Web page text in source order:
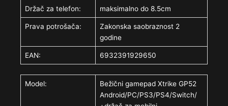
Držač za telefon: maksimalno do 8.5cm
Prava potrošača:
Zakonska saobraznost 2
godine
EAN: 6932391929650
Model:
Bežični gamepad Xtrike GP52
Android/PC/PS3/PS4/Switch/